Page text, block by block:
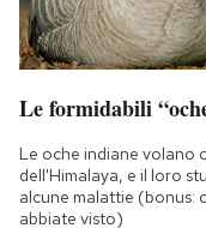
Le formidabili
Le oche indiane volano
dell'Himalaya, e il loro
alcune malattie (bonus:
abbiate visto)